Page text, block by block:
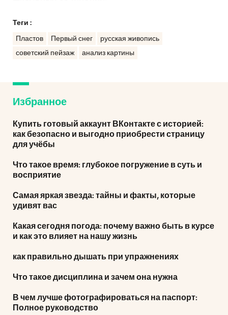
Теги :
Пластов Первый снег
русская живопись
советский пейзаж
анализ картины
Избранное
Купить готовый аккаунт ВКонтакте с историей:
как безопасно и выгодно приобрести страницу
для учёбы
Что такое время: глубокое погружение в суть и
восприятие
Самая яркая звезда: тайны и факты, которые
удивят вас
Какая сегодня погода: почему важно быть в курсе
и как это влияет на нашу жизнь
как правильно дышать при упражнениях
Что такое дисциплина и зачем она нужна
В чем лучше фотографироваться на паспорт:
Полное руководство